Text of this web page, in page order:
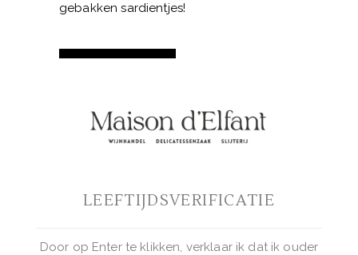
gebakken sardientjes!
Garofoli
Castelli
aantal
BUY NOW
LEEFTIJDSVERIFICATIE
Door op Enter te klikken, verklaar ik dat ik ouder